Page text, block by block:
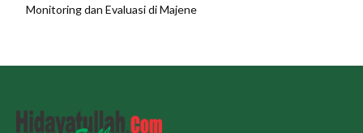
Monitoring dan Evaluasi di Majene